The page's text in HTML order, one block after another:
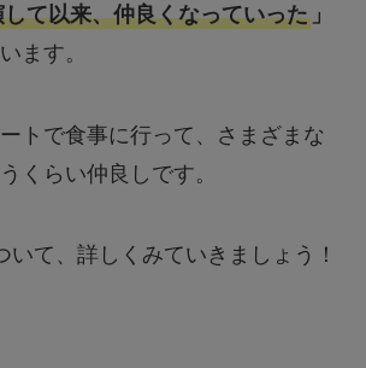
て以来、仲良くなっていった」
ます。
トで食事に行って、さまざまな
くらい仲良しです。
いて、詳しくみていきましょう！